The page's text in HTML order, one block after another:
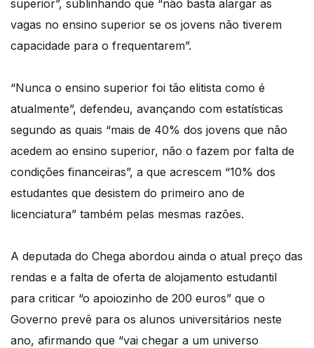
superior”, sublinhando que “não basta alargar as
vagas no ensino superior se os jovens não tiverem
capacidade para o frequentarem”.
“Nunca o ensino superior foi tão elitista como é
atualmente”, defendeu, avançando com estatísticas
segundo as quais “mais de 40% dos jovens que não
acedem ao ensino superior, não o fazem por falta de
condições financeiras”, a que acrescem “10% dos
estudantes que desistem do primeiro ano de
licenciatura” também pelas mesmas razões.
A deputada do Chega abordou ainda o atual preço das
rendas e a falta de oferta de alojamento estudantil
para criticar “o apoiozinho de 200 euros” que o
Governo prevê para os alunos universitários neste
ano, afirmando que “vai chegar a um universo